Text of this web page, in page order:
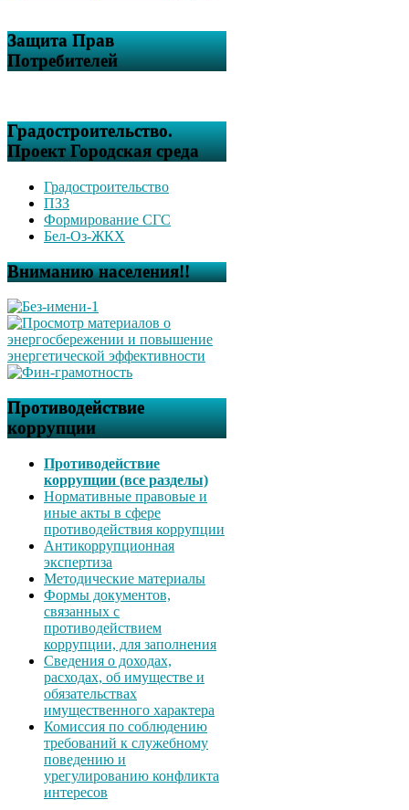
Защита Прав
Потребителей
Градостроительство.
Проект Городская среда
Градостроительство
ПЗЗ
Формирование СГС
Бел-Оз-ЖКХ
Вниманию населения!!
Противодействие
коррупции
Противодействие
коррупции (все разделы)
Нормативные правовые и
иные акты в сфере
противодействия коррупции
Антикоррупционная
экспертиза
Методические материалы
Формы документов,
связанных с
противодействием
коррупции, для заполнения
Сведения о доходах,
расходах, об имуществе и
обязательствах
имущественного характера
Комиссия по соблюдению
требований к служебному
поведению и
урегулированию конфликта
интересов